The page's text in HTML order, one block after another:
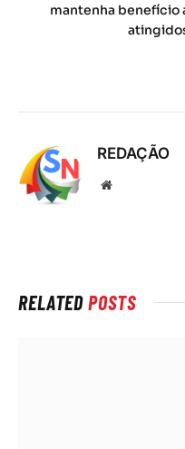
mantenha benefício
REDAÇÃO
Local
RELATEDPOSTS